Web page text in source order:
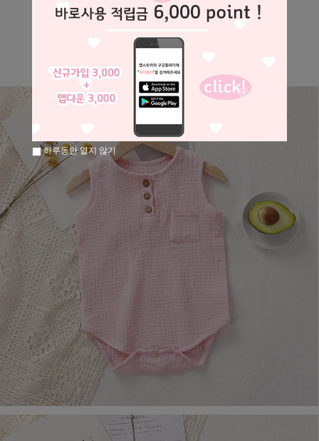
하루동안 열지 않기